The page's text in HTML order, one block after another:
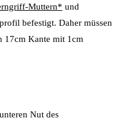
Muttern* und
befestigt. Daher müssen
17cm Kante mit 1cm
Nut des